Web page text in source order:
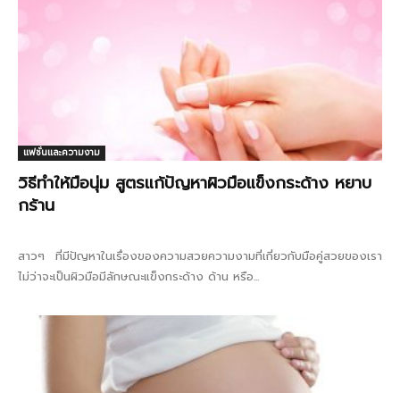
แฟชั่นและความงาม
วิธีทําให้มือนุ่ม สูตรแก้ปัญหาผิวมือแข็งกระด้าง หยาบ
กร้าน
สาวๆ ที่มีปัญหาในเรื่องของความสวยความงามที่เกี่ยวกับมือคู่สวยของเรา
ไม่ว่าจะเป็นผิวมือมีลักษณะแข็งกระด้าง ด้าน หรือ...